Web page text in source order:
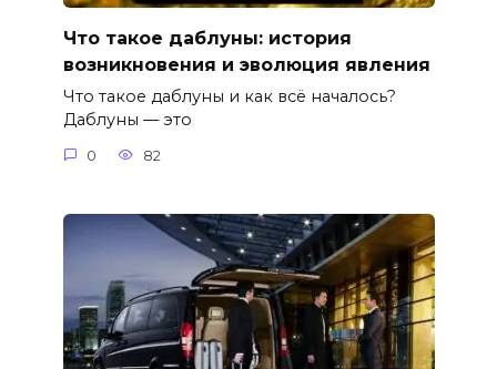
Что такое даблуны: история
возникновения и эволюция явления
Что такое даблуны и как всё началось?
Даблуны — это
0 82